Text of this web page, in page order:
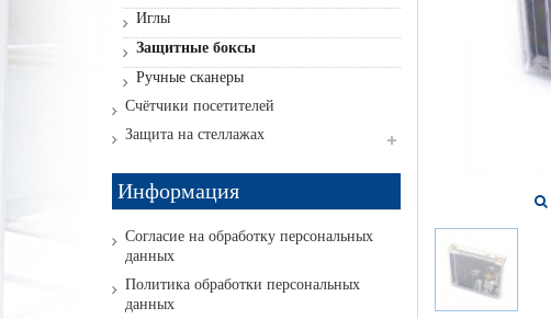
Иглы
Защитные боксы
Ручные сканеры
Счётчики посетителей
Защита на стеллажах
Информация
Согласие на обработку персональных
данных
Политика обработки персональных
данных